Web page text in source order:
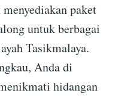
paket
untuk berbagai
Tasikmalaya.
Anda di
hidangan